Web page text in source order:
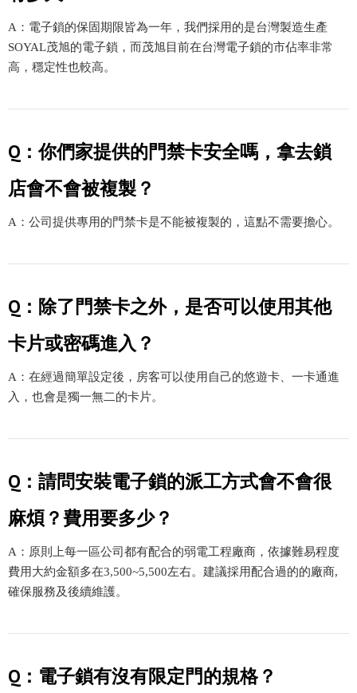
A：電子鎖的保固期限皆為一年，我們採用的是台灣製造生產
SOYAL茂旭的電子鎖，而茂旭目前在台灣電子鎖的市佔率非常
高，穩定性也較高。
Q：你們家提供的門禁卡安全嗎，拿去鎖
店會不會被複製？
A：公司提供專用的門禁卡是不能被複製的，這點不需要擔心。
Q：除了門禁卡之外，是否可以使用其他
卡片或密碼進入？
A：在經過簡單設定後，房客可以使用自己的悠遊卡、一卡通進
入，也會是獨一無二的卡片。
Q：請問安裝電子鎖的派工方式會不會很
麻煩？費用要多少？
A：原則上每一區公司都有配合的弱電工程廠商，依據難易程度
費用大約金額多在3,500~5,500左右。建議採用配合過的的廠商,
確保服務及後續維護。
Q：電子鎖有沒有限定門的規格？